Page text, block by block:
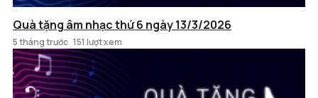
Quà tặng âm nhạc thứ 6 ngày 13/3/2026
5 tháng trước 151 lượt xem